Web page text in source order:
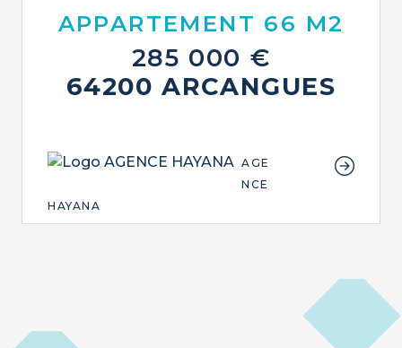
APPARTEMENT 66 M2
285 000 €
64200 ARCANGUES
AGE
NCE
HAYANA